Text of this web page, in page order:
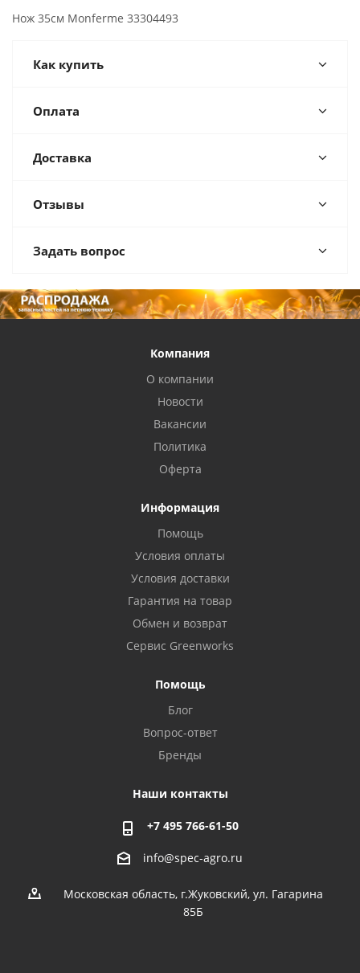
Нож 35см Monferme 33304493
Как купить
Оплата
Доставка
Отзывы
Задать вопрос
Компания
О компании
Новости
Вакансии
Политика
Оферта
Информация
Помощь
Условия оплаты
Условия доставки
Гарантия на товар
Обмен и возврат
Сервис Greenworks
Помощь
Блог
Вопрос-ответ
Бренды
Наши контакты
+7 495 766-61-50
info@spec-agro.ru
Московская область, г.Жуковский, ул. Гагарина
85Б